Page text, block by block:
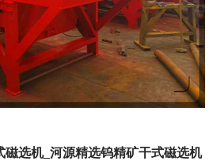
选机_河源精选钨精矿干式磁选机